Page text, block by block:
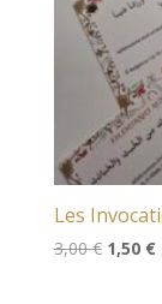
Les
3,00€ Le
1,50 €Le